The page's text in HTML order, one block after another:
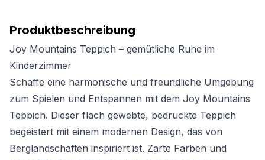
Produktbeschreibung
Joy Mountains Teppich – gemütliche Ruhe im
Kinderzimmer
Schaffe eine harmonische und freundliche Umgebung
zum Spielen und Entspannen mit dem Joy Mountains
Teppich. Dieser flach gewebte, bedruckte Teppich
begeistert mit einem modernen Design, das von
Berglandschaften inspiriert ist. Zarte Farben und